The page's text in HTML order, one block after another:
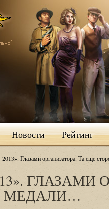
Новости Рейтинг
Глазами организатора. Та еще
МЕДАЛИ…